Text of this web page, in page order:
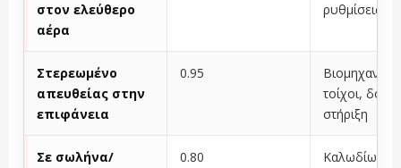
στον ελεύθερο
αέρα
ρυθμίσεις
Στερεωμένο
απευθείας στην
επιφάνεια
0.95
Βιομηχανικοί
τοίχοι,
στήριξη
Σε σωλήνα/
0.80
Καλωδίωση